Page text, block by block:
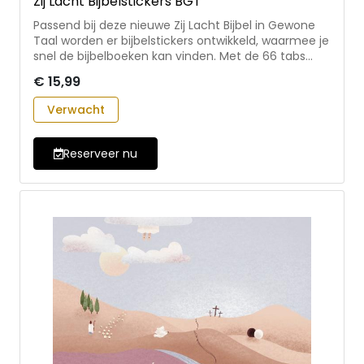
Passend bij deze nieuwe Zij Lacht Bijbel in Gewone
Taal worden er bijbelstickers ontwikkeld, waarmee je
snel de bijbelboeken kan vinden. Met de 66 tabs
waar je de Bijbel open wilt doen. Blader snel en lezen
maar! • Zij Lacht Bijbelstickers van de bijbelboeken
voor in de Zij Lacht Bijbel in Gewone Taal • vrolijke
Taal • inclusief how to’s
€ 15,99
Verwacht
Reserveer nu